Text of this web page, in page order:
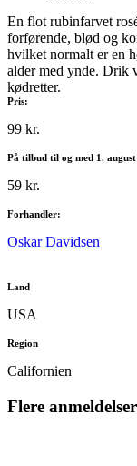
En flot rubinfarvet
forførende, blød og
hvilket normalt er en
alder med ynde. Drik
kødretter.
Pris:
99 kr.
På tilbud til og med 1.
59 kr.
Forhandler:
Oskar Davidsen
Land
USA
Region
Californien
Flere anmeldelser